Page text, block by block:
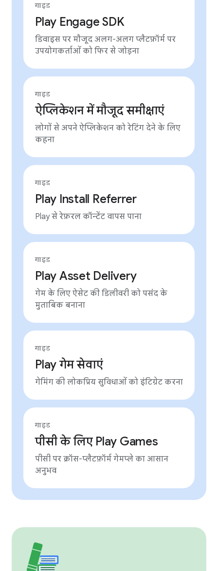
गाइड
Play Engage SDK
डिवाइस पर मौजूद अलग-अलग प्लैटफ़ॉर्म पर
उपयोगकर्ताओं को फिर से जोड़ना
गाइड
ऐप्लिकेशन में मौजूद समीक्षाएं
लोगों से अपने ऐप्लिकेशन को रेटिंग देने के लिए
कहना
गाइड
Play Install Referrer
Play से रेफ़रल कॉन्टेंट वापस पाना
गाइड
Play Asset Delivery
गेम के लिए ऐसेट की डिलीवरी को पसंद के
मुताबिक बनाना
गाइड
Play गेम सेवाएं
गेमिंग की लोकप्रिय सुविधाओं को इंटिग्रेट करना
गाइड
पीसी के लिए Play Games
पीसी पर क्रॉस-प्लैटफ़ॉर्म गेमप्ले का आसान
अनुभव